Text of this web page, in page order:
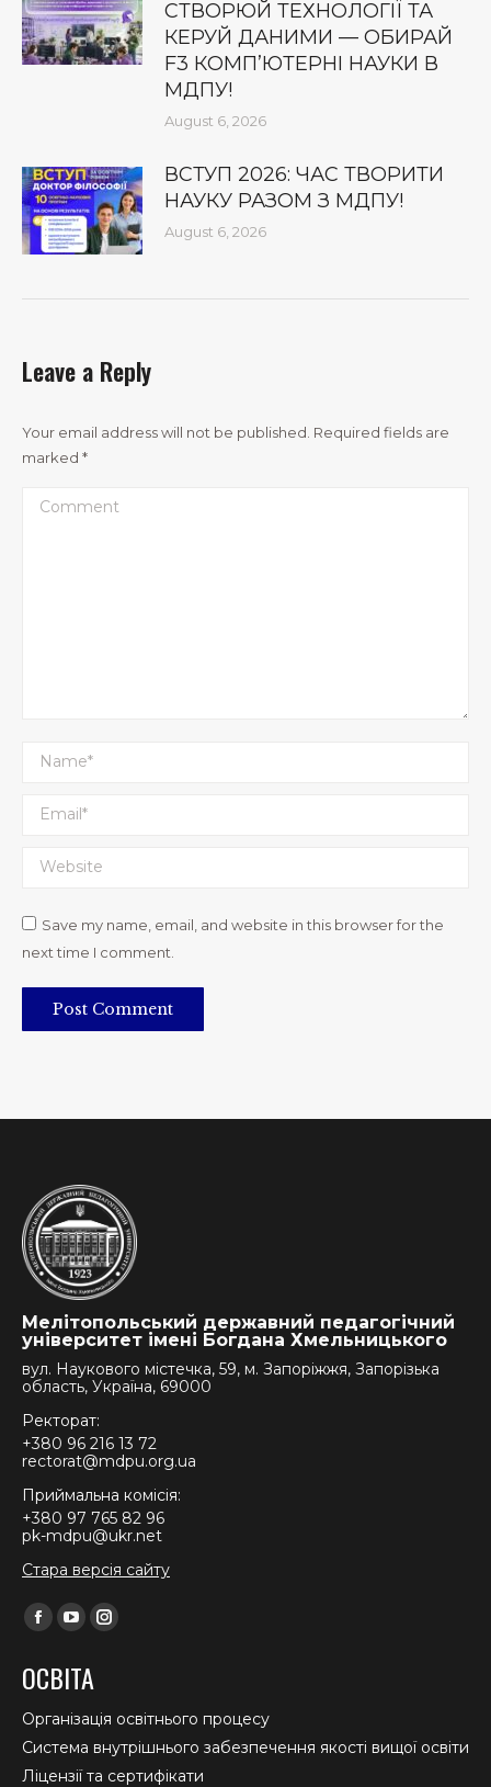
СТВОРЮЙ ТЕХНОЛОГІЇ ТА
КЕРУЙ ДАНИМИ — ОБИРАЙ
F3 КОМП’ЮТЕРНІ НАУКИ В
МДПУ!
August 6, 2026
ВСТУП 2026: ЧАС ТВОРИТИ
НАУКУ РАЗОМ З МДПУ!
August 6, 2026
Leave a Reply
Your email address will not be published. Required fields are
marked *
Comment
Name *
Email *
Website
Save my name, email, and website in this browser for the
next time I comment.
Post Comment
Мелітопольський державний педагогічний
університет імені Богдана Хмельницького
вул. Наукового містечка, 59, м. Запоріжжя, Запорізька
область, Україна, 69000
Ректорат:
+380 96 216 13 72
rectorat@mdpu.org.ua
Приймальна комісія:
+380 97 765 82 96
pk-mdpu@ukr.net
Стара версія сайту
Find us on:
Facebook
opens
in
new
window
YouTube
opens
in
new
window
Instagram
in
new
window
ОСВІТА
Організація освітнього процесу
Система внутрішнього забезпечення якості вищої освіти
Ліцензії та сертифікати